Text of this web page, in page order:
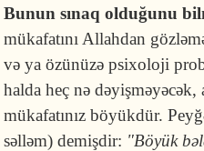
Bunun sınaq olduğunu
mükafatını Allahdan
və ya özünüzə psixoloji
halda heç nə dəyişməyəcək,
mükafatınız böyükdür.
səlləm) demişdir: "Böyük